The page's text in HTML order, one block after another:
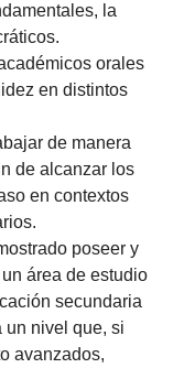
la
orales
en distintos
de manera
de alcanzar los
en contextos
poseer y
área de estudio
secundaria
un nivel que, si
avanzados,